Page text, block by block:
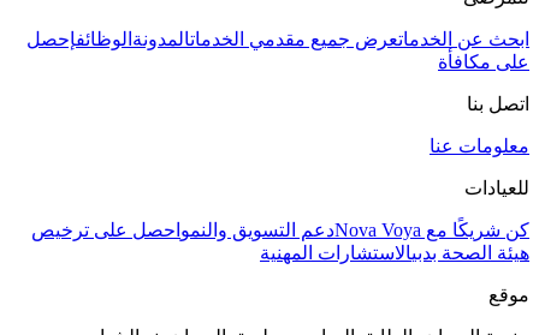
ابحث عن الخدماتعرض جميع مقدمي الخدماتالمدونة الوظائفإحصل
على مكافأة
اتصل بنا
معلومات عنا
للعيادات
كن شريكًا مع Nova Voya دعم التسويق والنمو احصل على ترخيص
هيئة الصحة بدبيالاستشارات المهنية
موقع